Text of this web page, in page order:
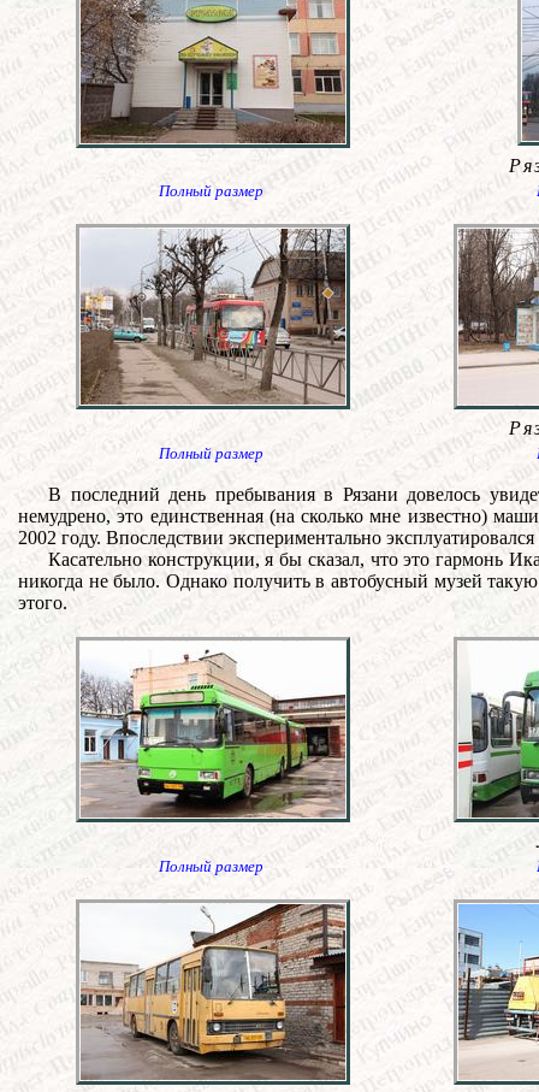
Полный размер
Полный размер
В последний день пребывания в Рязани довелось
немудрено, это единственная (на сколько мне известно)
2002 году. Впоследствии экспериментально
Касательно конструкции, я бы сказал, что это гармонь
никогда не было. Однако получить в автобусный музей
этого.
Полный размер